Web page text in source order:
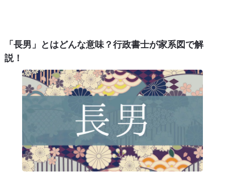
「長男」とはどんな意味？行政書士が家系図で解
説！